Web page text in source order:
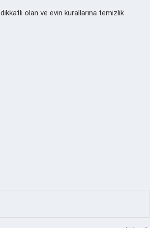
olan ve evin kurallarına temizlik